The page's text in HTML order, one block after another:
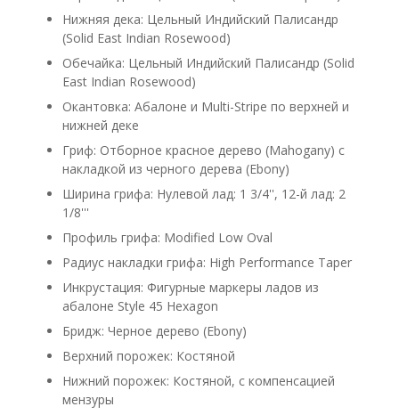
Нижняя дека: Цельный Индийский Палисандр
(Solid East Indian Rosewood)
Обечайка: Цельный Индийский Палисандр (Solid
East Indian Rosewood)
Окантовка: Абалоне и Multi-Stripe по верхней и
нижней деке
Гриф: Отборное красное дерево (Mahogany) c
накладкой из черного дерева (Ebony)
Ширина грифа: Нулевой лад: 1 3/4'', 12-й лад: 2
1/8'''
Профиль грифа: Modified Low Oval
Радиус накладки грифа: High Performance Taper
Инкрустация: Фигурные маркеры ладов из
абалоне Style 45 Hexagon
Бридж: Черное дерево (Ebony)
Верхний порожек: Костяной
Нижний порожек: Костяной, с компенсацией
мензуры